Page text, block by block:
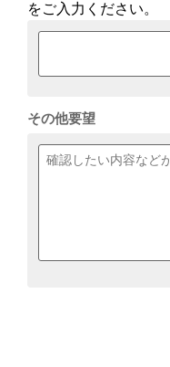
をご入力ください。
その他要望